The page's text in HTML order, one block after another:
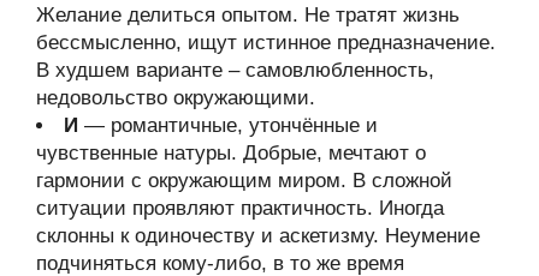
Желание делиться опытом. Не тратят жизнь
бессмысленно, ищут истинное предназначение.
В худшем варианте – самовлюбленность,
недовольство окружающими.
И — романтичные, утончённые и
чувственные натуры. Добрые, мечтают о
гармонии с окружающим миром. В сложной
ситуации проявляют практичность. Иногда
склонны к одиночеству и аскетизму. Неумение
подчиняться кому-либо, в то же время